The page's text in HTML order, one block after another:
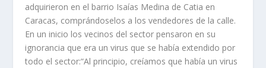
adquirieron en el barrio Isaías Medina de Catia en
Caracas, comprándoselos a los vendedores de la calle.
En un inicio los vecinos del sector pensaron en su
ignorancia que era un virus que se había extendido por
todo el sector:“Al principio, creíamos que había un virus